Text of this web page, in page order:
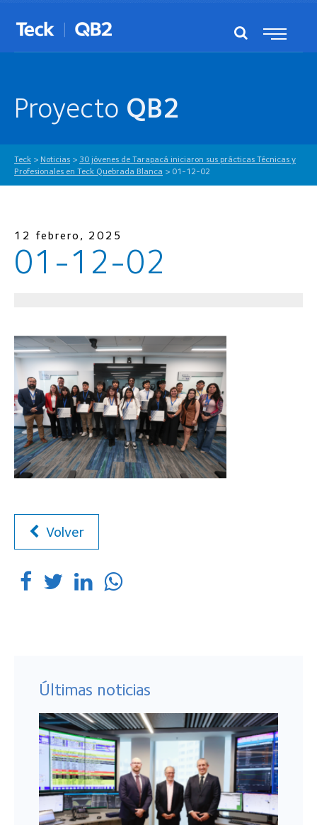
Proyecto QB2
Teck > Noticias > 30 jóvenes de Tarapacá iniciaron sus prácticas Técnicas y
Profesionales en Teck Quebrada Blanca > 01-12-02
12 febrero, 2025
01-12-02
Volver
Últimas noticias